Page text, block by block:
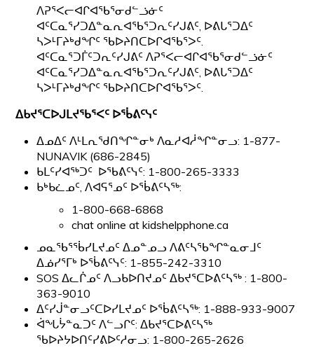
ᐱᕈᕐᐸᓕᐊᒋᐊᖃᕐᓂᑯᓪᓘᓃᑦ
ᐊᑦᑕᓇᕐᓯᑐᐃᓐᓇᕆᐊᖃᕐᑐᕆᑦᓯᒍᕕᑦ, ᐅᕕᒐᕐᑐᐃᑦ
ᓴᐳᒻᒥᔨᒃᑯᖏᑦ ᖃᐅᔨᑎᑕᐅᒋᐊᖃᕐᐳᑦ.
ᐊᑦᑕᓇᕐᑐᒦᑦᑐᕆᑦᓯᒍᕕᑦ ᐱᕈᕐᐸᓕᐊᒋᐊᖃᕐᓂᑯᓪᓘᓃᑦ
ᐊᑦᑕᓇᕐᓯᑐᐃᓐᓇᕆᐊᖃᕐᑐᕆᑦᓯᒍᕕᑦ, ᐅᕕᒐᕐᑐᐃᑦ
ᓴᐳᒻᒥᔨᒃᑯᖏᑦ ᖃᐅᔨᑎᑕᐅᒋᐊᖃᕐᐳᑦ.
ᐃᑲᔪᕐᑕᐅᒍᒪᔪᖃᕐᐸᑦ ᐅᖄᕕᑦᓭᑦ
ᐃᓄᐃᑦ ᐱᒻᒪᕆᖁᑎᖏᓐᓂᒃ ᐱᓇᓱᐊᓲᖏᓐᓂᓗ: 1-877-
NUNAVIK (686-2845)
ᑲᒪᑦᓯᐊᖅᑐᑦ ᐅᖃᕕᑦᓭᑦ: 1-800-265-3333
ᑲᒃᑲᓛᓄᑦ, ᐱᐊᕋᕐᓄᑦ ᐅᖄᕕᑦᓴᖅ:
1-800-668-6868
chat online at kidshelpphone.ca
ᓄᓇᖃᕐᖄᓯᒪᔪᓄᑦ ᐃᓄᓐᓄᓗ ᐱᕕᑦᓴᖃᖏᓐᓇᓂᒧᑦ
ᐃᓅᓯᕐᒥᒃ ᐅᖄᕕᑦᓭᑦ: 1-855-242-3310
SOS ᐃᓚᒌᓄᑦ ᐱᓗᑲᐅᑎᔪᓄᑦ ᐃᑲᔪᕐᑕᐅᕕᑦᓴᖅ : 1-800-
363-9010
ᐃᑦᓯᒎᓐᓂᓗᑦᑕᐅᓯᒪᔪᓄᑦ ᐅᖄᕕᑦᓴᖅ: 1-888-933-9007
ᐋᖓᔮᓐᓇᑐᑦ ᐱᓪᓗᒋᑦ: ᐃᑲᔪᕐᑕᐅᕕᑦᓴᖅ
ᖃᐅᔨᔭᐅᑎᑦᓯᕕᐅᑦᓱᓂᓗ: 1-800-265-2626